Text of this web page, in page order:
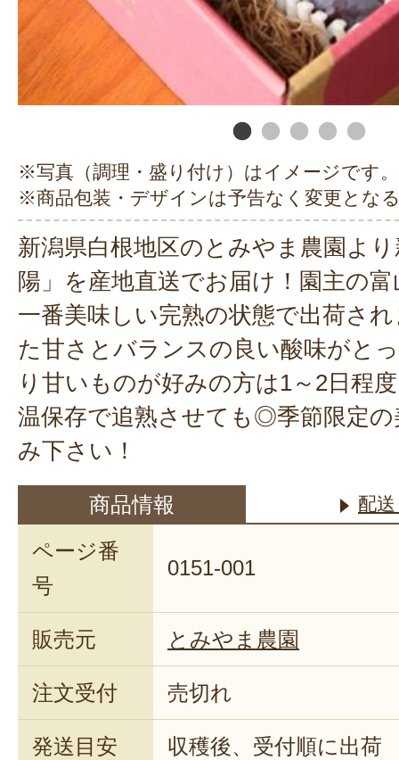
※写真（調理・盛り付け）はイメージです。
※商品包装・デザインは予告なく変更とな
新潟県白根地区のとみやま農園よ
陽」を産地直送でお届け！園主の
一番美味しい完熟の状態で出荷さ
た甘さとバランスの良い酸味がと
り甘いものが好みの方は1～2日程
温保存で追熟させても◎季節限定
み下さい！
商品情報 配
ページ番
号
0151-001
販売元 とみやま農園
注文受付 売切れ
発送目安 収穫後、受付順に出荷